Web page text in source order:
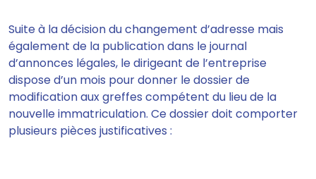
Suite à la décision du changement d’adresse mais
également de la publication dans le journal
d’annonces légales, le dirigeant de l’entreprise
dispose d’un mois pour donner le dossier de
modification aux greffes compétent du lieu de la
nouvelle immatriculation. Ce dossier doit comporter
plusieurs pièces justificatives :